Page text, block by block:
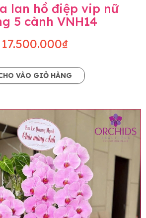
lan hồ điệp vip nữ
5 cành VNH14
17.500.000₫
VÀO GIỎ HÀNG